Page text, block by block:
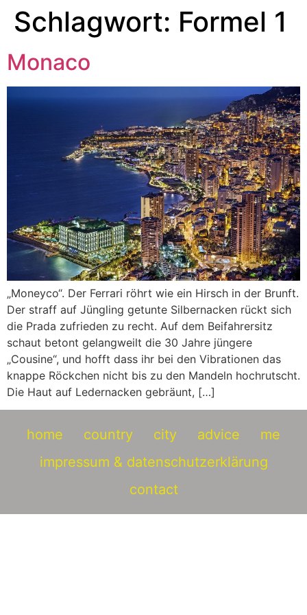
Schlagwort: Formel 1
Monaco
„Moneyco“. Der Ferrari röhrt wie ein Hirsch in der Brunft.
Der straff auf Jüngling getunte Silbernacken rückt sich
die Prada zufrieden zu recht. Auf dem Beifahrersitz
schaut betont gelangweilt die 30 Jahre jüngere
„Cousine“, und hofft dass ihr bei den Vibrationen das
knappe Röckchen nicht bis zu den Mandeln hochrutscht.
Die Haut auf Ledernacken gebräunt, […]
home country city advice
me
impressum & datenschutzerklärung
contact